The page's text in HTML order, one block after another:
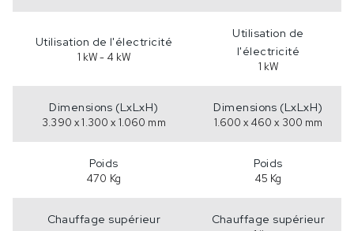
Utilisation de l'électricité
1 kW - 4 kW
Utilisation de
l'électricité
1 kW
Dimensions (LxLxH)
3.390 x 1.300 x 1.060 mm
Dimensions (LxLxH)
1.600 x 460 x 300 mm
Poids
470 Kg
Poids
45 Kg
Chauffage supérieur Chauffage supérieur